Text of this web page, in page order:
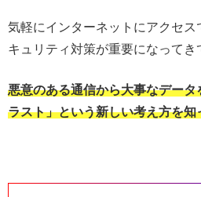
気軽にインターネットにアクセ
キュリティ対策が重要になってき
悪意のある通信から大事なデー
ラスト」という新しい考え方を知